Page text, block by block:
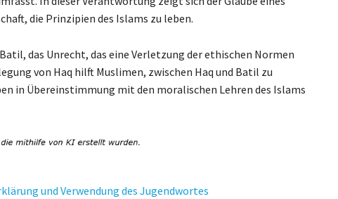
die Prinzipien des Islams zu leben.
das Unrecht, das eine Verletzung der ethischen Normen
von Haq hilft Muslimen, zwischen Haq und Batil zu
in Übereinstimmung mit den moralischen Lehren des Islams
und Verwendung des Jugendwortes